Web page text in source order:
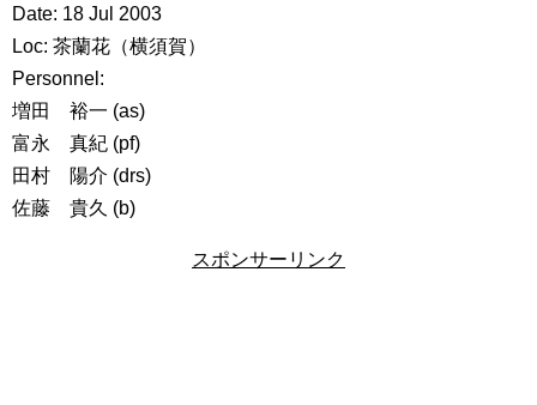
Date: 18 Jul 2003
Loc: 茶蘭花（横須賀）
Personnel:
増田 裕一 (as)
富永 真紀 (pf)
田村 陽介 (drs)
佐藤 貴久 (b)
スポンサーリンク